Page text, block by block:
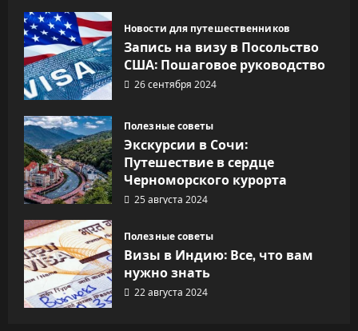
Новости для путешественников
Запись на визу в Посольство
США: Пошаговое руководство
26 сентября 2024
Полезные советы
Экскурсии в Сочи:
Путешествие в сердце
Черноморского курорта
25 августа 2024
Полезные советы
Визы в Индию: Все, что вам
нужно знать
22 августа 2024